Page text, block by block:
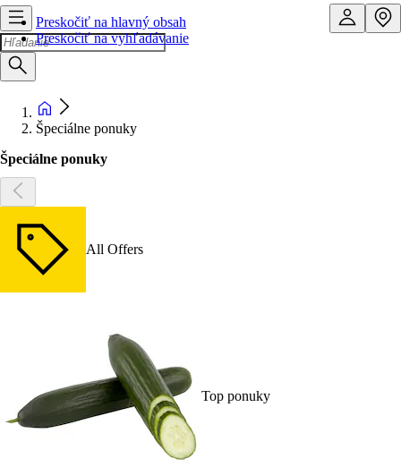
Preskočiť na hlavný obsah
Preskočiť na vyhľadávanie
Špeciálne ponuky
Špeciálne ponuky
All Offers
Top ponuky